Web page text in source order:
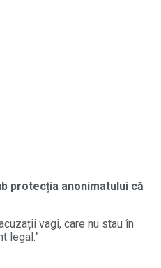
protecția anonimatului că
vagi, care nu stau în
legal.”